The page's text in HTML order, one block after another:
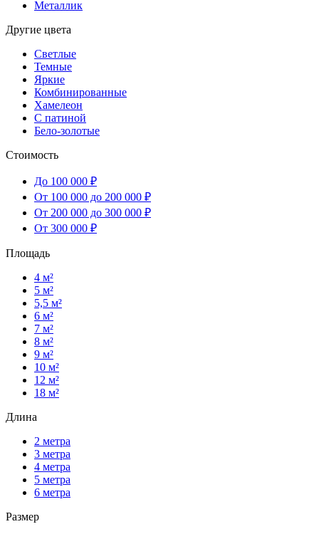
Металлик
Другие цвета
Светлые
Темные
Яркие
Комбинированные
Хамелеон
С патиной
Бело-золотые
Стоимость
До 100 000 ₽
От 100 000 до 200 000 ₽
От 200 000 до 300 000 ₽
От 300 000 ₽
Площадь
4 м²
5 м²
5,5 м²
6 м²
7 м²
8 м²
9 м²
10 м²
12 м²
18 м²
Длина
2 метра
3 метра
4 метра
5 метра
6 метра
Размер